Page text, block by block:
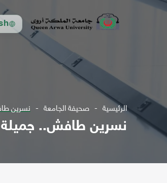
الرئيسية صحيفة الجامعة نسرين
نسرين طافش..